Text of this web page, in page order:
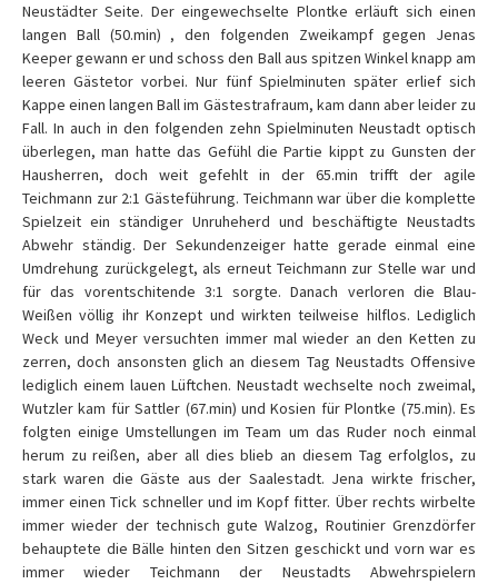
Neustädter Seite. Der eingewechselte Plontke erläuft sich einen
langen Ball (50.min) , den folgenden Zweikampf gegen Jenas
Keeper gewann er und schoss den Ball aus spitzen Winkel knapp am
leeren Gästetor vorbei. Nur fünf Spielminuten später erlief sich
Kappe einen langen Ball im Gästestrafraum, kam dann aber leider zu
Fall. In auch in den folgenden zehn Spielminuten Neustadt optisch
überlegen, man hatte das Gefühl die Partie kippt zu Gunsten der
Hausherren, doch weit gefehlt in der 65.min trifft der agile
Teichmann zur 2:1 Gästeführung. Teichmann war über die komplette
Spielzeit ein ständiger Unruheherd und beschäftigte Neustadts
Abwehr ständig. Der Sekundenzeiger hatte gerade einmal eine
Umdrehung zurückgelegt, als erneut Teichmann zur Stelle war und
für das vorentschitende 3:1 sorgte. Danach verloren die Blau-
Weißen völlig ihr Konzept und wirkten teilweise hilflos. Lediglich
Weck und Meyer versuchten immer mal wieder an den Ketten zu
zerren, doch ansonsten glich an diesem Tag Neustadts Offensive
lediglich einem lauen Lüftchen. Neustadt wechselte noch zweimal,
Wutzler kam für Sattler (67.min) und Kosien für Plontke (75.min). Es
folgten einige Umstellungen im Team um das Ruder noch einmal
herum zu reißen, aber all dies blieb an diesem Tag erfolglos, zu
stark waren die Gäste aus der Saalestadt. Jena wirkte frischer,
immer einen Tick schneller und im Kopf fitter. Über rechts wirbelte
immer wieder der technisch gute Walzog, Routinier Grenzdörfer
behauptete die Bälle hinten den Sitzen geschickt und vorn war es
immer wieder Teichmann der Neustadts Abwehrspielern